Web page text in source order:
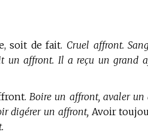
soit de fait. Cruel affront.
un affront. Il a reçu un grand
Boire un affront, avaler
digérer un affront, Avoir